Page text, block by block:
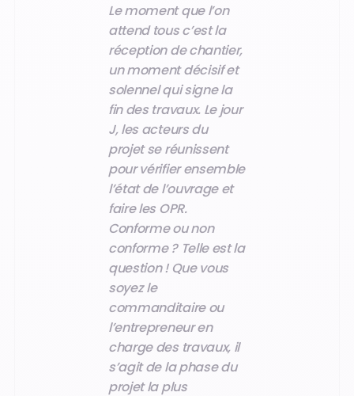
Le moment que l’on
attend tous c’est la
réception de chantier,
un moment décisif et
solennel qui signe la
fin des travaux. Le jour
J, les acteurs du
projet se réunissent
pour vérifier ensemble
l’état de l’ouvrage et
faire les OPR.
Conforme ou non
conforme ? Telle est la
question ! Que vous
soyez le
commanditaire ou
l’entrepreneur en
charge des travaux, il
s’agit de la phase du
projet la plus